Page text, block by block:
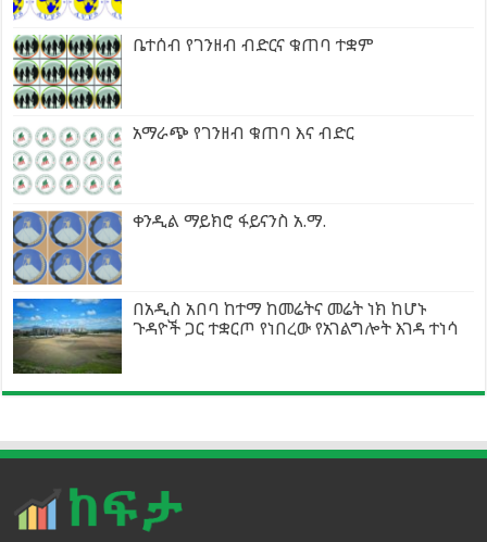
ቤተሰብ የገንዘብ ብድርና ቁጠባ ተቋም
አማራጭ የገንዘብ ቁጠባ እና ብድር
ቀንዲል ማይክሮ ፋይናንስ አ.ማ.
በአዲስ አበባ ከተማ ከመሬትና መሬት ነክ ከሆኑ
ጉዳዮች ጋር ተቋርጦ የነበረው የአገልግሎት እገዳ ተነሳ